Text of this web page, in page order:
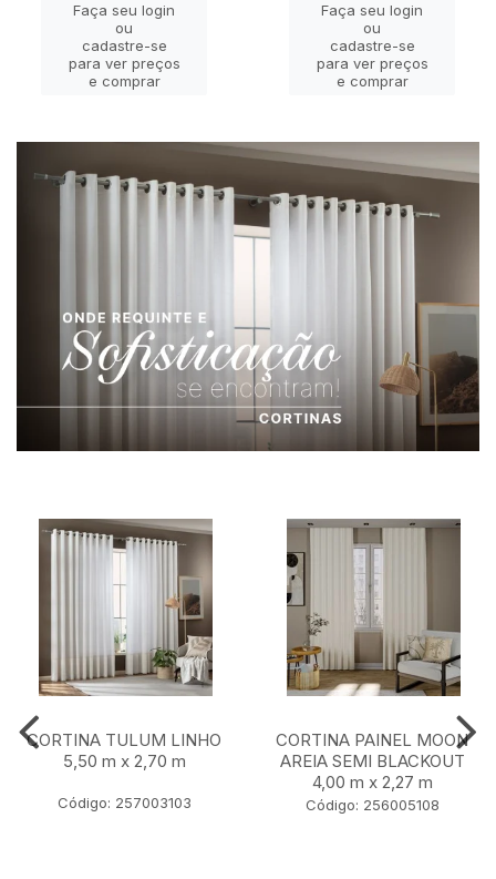
Faça seu login
ou
cadastre-se
para ver preços
e comprar
Faça seu login
ou
cadastre-se
para ver preços
e comprar
CORTINA TULUM LINHO
5,50 m x 2,70 m
Código: 257003103
CORTINA PAINEL MOON
AREIA SEMI BLACKOUT
4,00 m x 2,27 m
Código: 256005108